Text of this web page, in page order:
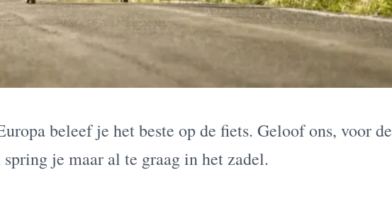
beleef je het beste op de fiets. Geloof ons, voor de
je maar al te graag in het zadel.